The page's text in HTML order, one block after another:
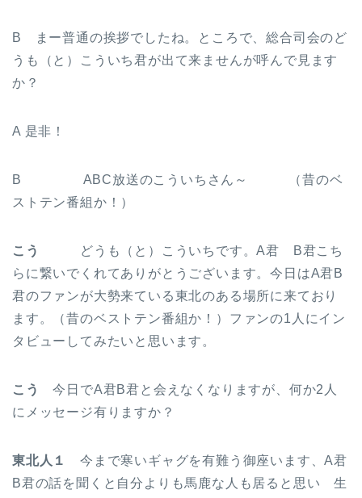
B まー普通の挨拶でしたね。ところで、総合司会のど
うも（と）こういち君が出て来ませんが呼んで見ます
か？
A 是非！
B ABC放送のこういちさん～ （昔のベ
ストテン番組か！）
こう
どうも（と）こういちです。A君 B君こち
らに繋いでくれてありがとうございます。今日はA君B
君のファンが大勢来ている東北のある場所に来ており
ます。（昔のベストテン番組か！）ファンの1人にイン
タビューしてみたいと思います。
こう
今日でA君B君と会えなくなりますが、何か2人
にメッセージ有りますか？
東北人１
今まで寒いギャグを有難う御座います、A君
B君の話を聞くと自分よりも馬鹿な人も居ると思い 生